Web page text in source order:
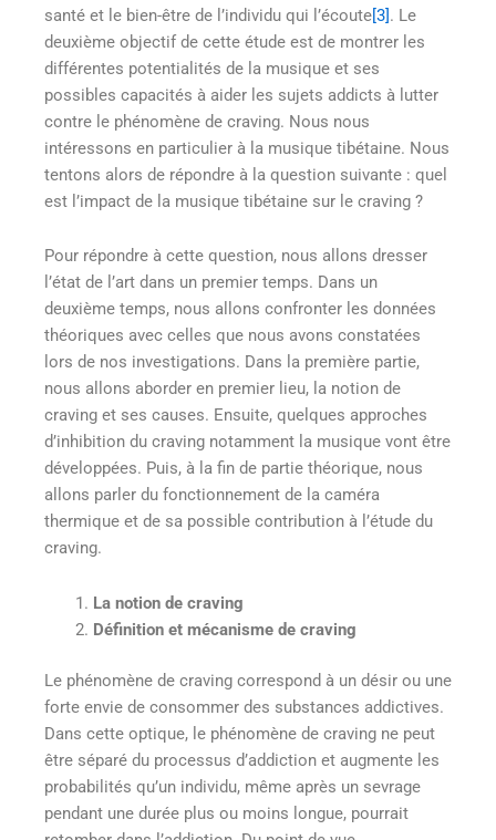
santé et le bien-être de l’individu qui l’écoute[3]. Le
deuxième objectif de cette étude est de montrer les
différentes potentialités de la musique et ses
possibles capacités à aider les sujets addicts à lutter
contre le phénomène de craving. Nous nous
intéressons en particulier à la musique tibétaine. Nous
tentons alors de répondre à la question suivante : quel
est l’impact de la musique tibétaine sur le craving ?
Pour répondre à cette question, nous allons dresser
l’état de l’art dans un premier temps. Dans un
deuxième temps, nous allons confronter les données
théoriques avec celles que nous avons constatées
lors de nos investigations. Dans la première partie,
nous allons aborder en premier lieu, la notion de
craving et ses causes. Ensuite, quelques approches
d’inhibition du craving notamment la musique vont être
développées. Puis, à la fin de partie théorique, nous
allons parler du fonctionnement de la caméra
thermique et de sa possible contribution à l’étude du
craving.
La notion de craving
Définition et mécanisme de craving
Le phénomène de craving correspond à un désir ou une
forte envie de consommer des substances addictives.
Dans cette optique, le phénomène de craving ne peut
être séparé du processus d’addiction et augmente les
probabilités qu’un individu, même après un sevrage
pendant une durée plus ou moins longue, pourrait